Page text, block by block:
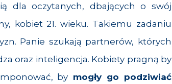
dla oczytanych, dbających o swój
kobiet 21. wieku. Takiemu zadaniu
Panie szukają partnerów, których
oraz inteligencja. Kobiety pragną by
by mogły go podziwiać